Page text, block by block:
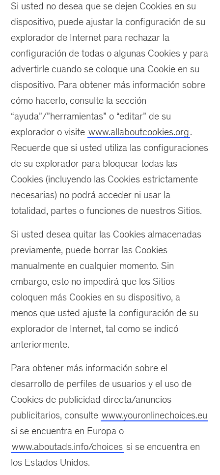
Si usted no desea que se dejen Cookies en su
dispositivo, puede ajustar la configuración de su
explorador de Internet para rechazar la
configuración de todas o algunas Cookies y para
advertirle cuando se coloque una Cookie en su
dispositivo. Para obtener más información sobre
cómo hacerlo, consulte la sección
“ayuda”/”herramientas” o “editar” de su
explorador o visite www.allaboutcookies.org.
Recuerde que si usted utiliza las configuraciones
de su explorador para bloquear todas las
Cookies (incluyendo las Cookies estrictamente
necesarias) no podrá acceder ni usar la
totalidad, partes o funciones de nuestros Sitios.
Si usted desea quitar las Cookies almacenadas
previamente, puede borrar las Cookies
manualmente en cualquier momento. Sin
embargo, esto no impedirá que los Sitios
coloquen más Cookies en su dispositivo, a
menos que usted ajuste la configuración de su
explorador de Internet, tal como se indicó
anteriormente.
Para obtener más información sobre el
desarrollo de perfiles de usuarios y el uso de
Cookies de publicidad directa/anuncios
publicitarios, consulte www.youronlinechoices.eu
si se encuentra en Europa o
www.aboutads.info/choices si se encuentra en
los Estados Unidos.